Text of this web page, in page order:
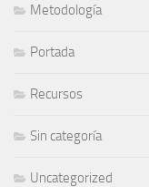
Metodología
Portada
Recursos
Sin categoría
Uncategorized